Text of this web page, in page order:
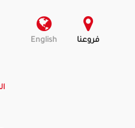
فروعنا English